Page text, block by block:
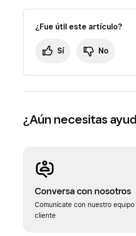
¿Fue útil este artículo?
Sí No
¿Aún necesitas
Conversa con nosotros
Comunícate con nuestro equipo
cliente